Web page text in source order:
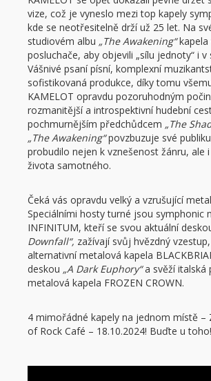
vize, což je vyneslo mezi top kapely
kde se neotřesitelně drží už 25 let. Na
studiovém albu „The Awakening“kapela
posluchače, aby objevili „sílu jednoty“ i v
Vášnivé psaní písní, komplexní
sofistikovaná produkce, díky tomu
KAMELOT opravdu pozoruhodným
rozmanitější a introspektivní hudební
pochmurnějším předchůdcem „The
„The Awakening“povzbuzuje své
probudilo nejen k vznešenost žánru, ale
života samotného.
Čeká vás opravdu velký a vzrušující
Speciálními hosty turné jsou symphonic
INFINITUM, kteří se svou aktuální
Downfall“, zažívají svůj hvězdný
alternativní metalová kapela
deskou „A Dark Euphory“a svěží italská
metalová kapela FROZEN CROWN.
4 mimořádné kapely na jednom místě –
of Rock Café – 18.10.2024! Buďte u toho!